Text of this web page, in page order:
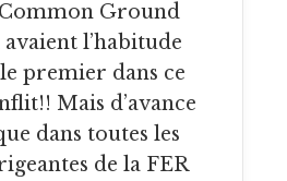
Ground
avaient l’habitude
premier dans ce
Mais d’avance
dans toutes les
de la FER